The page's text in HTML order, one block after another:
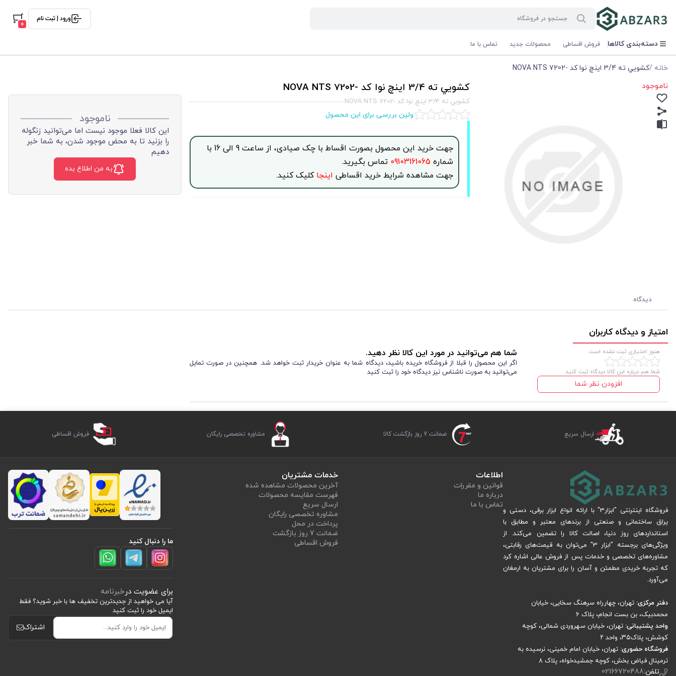
ورود | ثبت نام
0
دسته‌بندی کالاها فروش اقساطی محصولات جدید تماس با ما
خانه /كشويي ته 3/4 اينچ نوا كد -NOVA NTS 7202
ناموجود كشويي ته 3/4 اينچ نوا كد -NOVA NTS 7202
كشويي ته 3/4 اينچ نوا كد -NOVA NTS 7202
اولین بررسی برای این محصول
جهت خرید این محصول بصورت اقساط با چک صیادی، از ساعت 9 الی 16 با
شماره 09103161065 تماس بگیرید.
جهت مشاهده شرایط خرید اقساطی اینجاکلیک کنید.
ناموجود
این کالا فعلا موجود نیست اما می‌توانید زنگوله
را بزنید تا به محض موجود شدن، به شما خبر
دهیم
به من اطلاع بده
دیدگاه
امتیاز و دیدگاه کاربران
هنوز امتیازی ثبت نشده است.
شما هم درباره این کالا دیدگاه ثبت کنید
افزودن نظر شما
شما هم می‌توانید در مورد این کالا نظر دهید.
اگر این محصول را قبلا از فروشگاه خریده باشید، دیدگاه شما به عنوان خریدار ثبت خواهد شد. همچنین در صورت تمایل
می‌توانید به صورت ناشناس نیز دیدگاه خود را ثبت کنید
ارسال سریع ضمانت 7 روز بازگشت کالا مشاوره تخصصی رایگان فروش اقساطی
فروشگاه اینترنتی "ابزار3" با ارائه انواع ابزار برقی، دستی و
یراق ساختمانی و صنعتی از برندهای معتبر و مطابق با
استانداردهای روز دنیا، اصالت کالا را تضمین می‌کند. از
ویژگی‌های برجسته "ابزار 3" می‌توان به قیمت‌های رقابتی،
مشاوره‌های تخصصی و خدمات پس از فروش عالی اشاره کرد
که تجربه خریدی مطمئن و آسان را برای مشتریان به ارمغان
می‌آورد.
دفتر مرکزی: تهران، چهارراه سرهنگ سخایی، خیابان
محمدبیک، بن بست انجام، پلاک 6
واحد پشتیبانی: تهران، خیابان سهروردی شمالی، کوچه
کوشش، پلاک۳۵، واحد ۲
فروشگاه حضوری: تهران، خیابان امام خمینی، نرسیده به
ترمینال فیاض بخش، کوچه جمشیدخواه، پلاک ۸
تلفن:02166720488
اطلاعات
قوانین و مقررات
درباره ما
تماس با ما
خدمات مشتریان
آخرین محصولات مشاهده شده
فهرست مقایسه محصولات
ارسال سریع
مشاوره تخصصی رایگان
پرداخت در محل
ضمانت 7 روز بازگشت
فروش اقساطی
ما را دنبال کنید
برای عضویت درخبرنامه
آیا می خواهید از جدید‌ترین تخفیف‌ ها با‌ خبر شوید؟ فقط
ایمیل خود را ثبت کنید
اشتراک